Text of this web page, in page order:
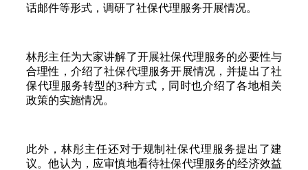
话邮件等形式，调研了社保代理服务开展情况。
林彤主任为大家讲解了开展社保代理服务的必要性与
合理性，介绍了社保代理服务开展情况，并提出了社
保代理服务转型的3种方式，同时也介绍了各地相关
政策的实施情况。
此外，林彤主任还对于规制社保代理服务提出了建
议。他认为，应审慎地看待社保代理服务的经济效益